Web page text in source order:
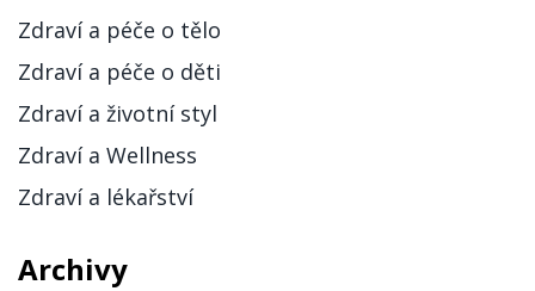
Zdraví a péče o tělo
Zdraví a péče o děti
Zdraví a životní styl
Zdraví a Wellness
Zdraví a lékařství
Archivy